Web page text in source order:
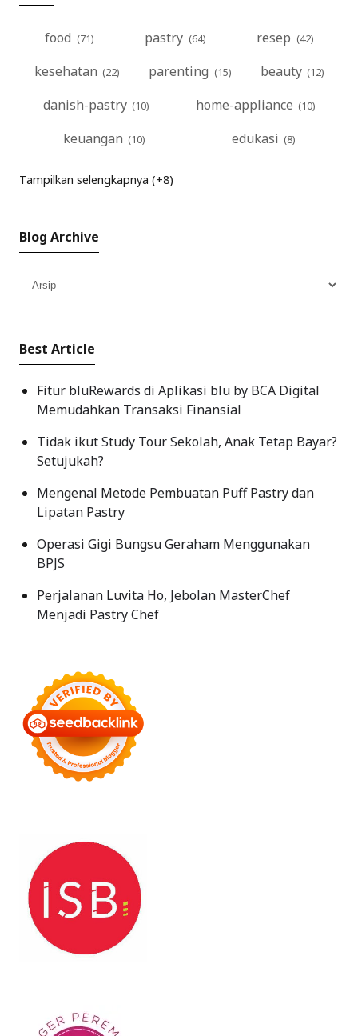
food pastry
resep
kesehatan
parenting
beauty
danish-pastry
home-appliance
keuangan
edukasi
Tampilkan selengkapnya (+8)
Blog Archive
Best Article
Fitur bluRewards di Aplikasi blu by BCA Digital
Memudahkan Transaksi Finansial
Tidak ikut Study Tour Sekolah, Anak Tetap Bayar?
Setujukah?
Mengenal Metode Pembuatan Puff Pastry dan
Lipatan Pastry
Operasi Gigi Bungsu Geraham Menggunakan
BPJS
Perjalanan Luvita Ho, Jebolan MasterChef
Menjadi Pastry Chef